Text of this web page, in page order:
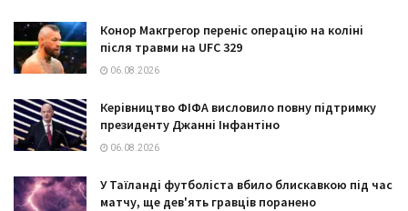
Конор Макгрегор переніс операцію на коліні
після травми на UFC 329
06.08.2026
Керівництво ФІФА висловило повну підтримку
президенту Джанні Інфантіно
06.08.2026
У Таїланді футболіста вбило блискавкою під час
матчу, ще дев'ять гравців поранено